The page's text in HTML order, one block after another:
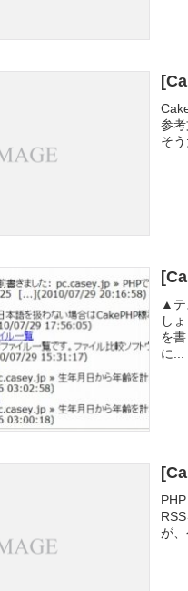
参
そ
▲テ
し
を
に...
が